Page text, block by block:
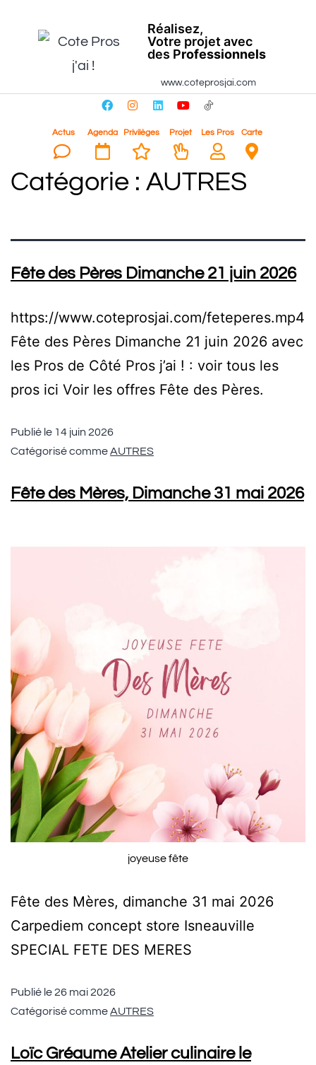
Réalisez,
Votre projet avec
des Professionnels
www.coteprosjai.com
Actus Agenda Privilèges Projet Les Pros Carte
Catégorie : AUTRES
Fête des Pères Dimanche 21 juin 2026
https://www.coteprosjai.com/feteperes.mp4
Fête des Pères Dimanche 21 juin 2026 avec
les Pros de Côté Pros j’ai ! : voir tous les
pros ici Voir les offres Fête des Pères.
Publié le 14 juin 2026
Catégorisé commeAUTRES
Fête des Mères, Dimanche 31 mai 2026
joyeuse fête
Fête des Mères, dimanche 31 mai 2026
Carpediem concept store Isneauville
SPECIAL FETE DES MERES
Publié le26 mai 2026
Catégorisé commeAUTRES
Loïc Gréaume Atelier culinaire le